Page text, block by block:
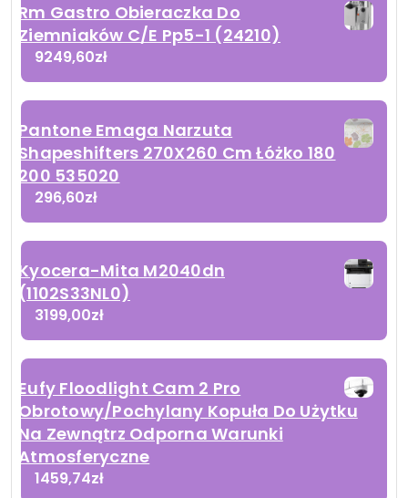
Rm Gastro Obieraczka Do
Ziemniaków C/E Pp5-1 (24210)
9249,60zł
Pantone Emaga Narzuta
Shapeshifters 270X260 Cm Łóżko 180
200 535020
296,60zł
Kyocera-Mita M2040dn
(1102S33NL0)
3199,00zł
Eufy Floodlight Cam 2 Pro
Obrotowy/Pochylany Kopuła Do Użytku
Na Zewnątrz Odporna Warunki
Atmosferyczne
1459,74zł